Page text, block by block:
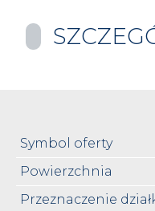
Symbol oferty
Powierzchnia
Przeznaczenie